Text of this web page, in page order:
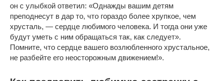
он с улыбкой ответил: «Однажды вашим детям
преподнесут в дар то, что гораздо более хрупкое, чем
хрусталь, — сердце любимого человека. И тогда они уже
будут уметь с ним обращаться так, как следует».
Помните, что сердце вашего возлюбленного хрустальное,
не разбейте его неосторожным движением!».